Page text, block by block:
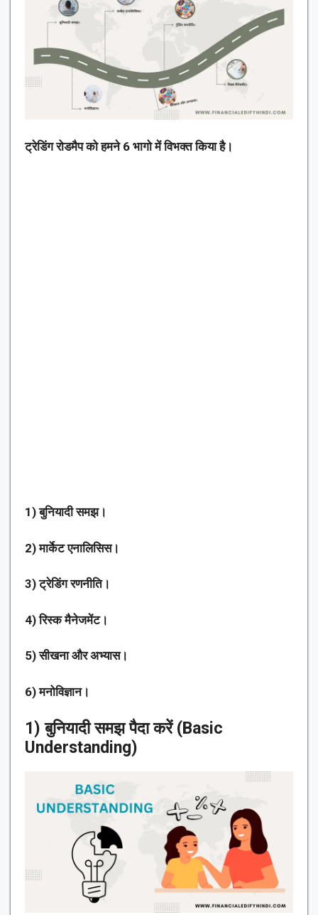
ट्रेडिंग रोडमैप को हमने 6 भागो में विभक्त किया है।
1) बुनियादी समझ।
2) मार्केट एनालिसिस।
3) ट्रेडिंग रणनीति।
4) रिस्क मैनेजमेंट।
5) सीखना और अभ्यास।
6) मनोविज्ञान।
1) बुनियादी समझ पैदा करें (Basic
Understanding)